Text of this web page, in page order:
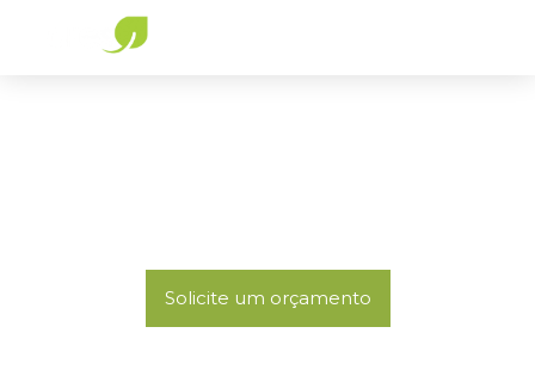
Solicite um orçamento